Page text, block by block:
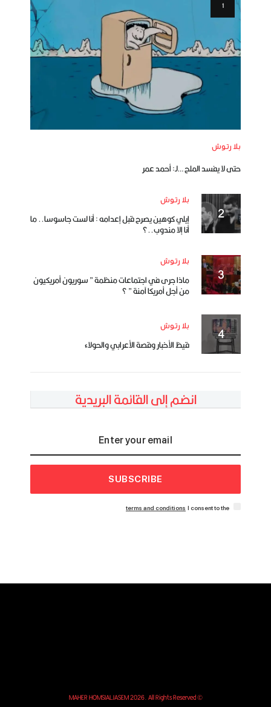
بلا رتوش
حتى لا يفسد الملح …لـ: أحمد عمر
بلا رتوش
إيلي كوهين يصرح قبل إعدامه : أنا لست جاسوسا.. ما
أنا إلا مندوب..؟
بلا رتوش
ماذا جرى في اجتماعات منظمة ” سوريون أمريكيون
من أجل أمريكا آمنة ” ؟
بلا رتوش
قيظ الأخبار وقصة الأعرابي والحولاء
انضم إلى القائمة البريدية
SUBSCRIBE
I consent to the
terms and conditions
© MAHER HOMSIALJASEM 2026. All Rights Reserved